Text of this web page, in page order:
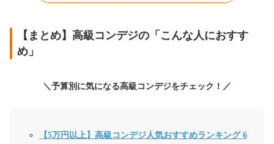
【まとめ】高級コンデジの「こんな人におすす
め」
＼予算別に気になる高級コンデジをチェック！／
【5万円以上】高級コンデジ人気おすすめランキング 6